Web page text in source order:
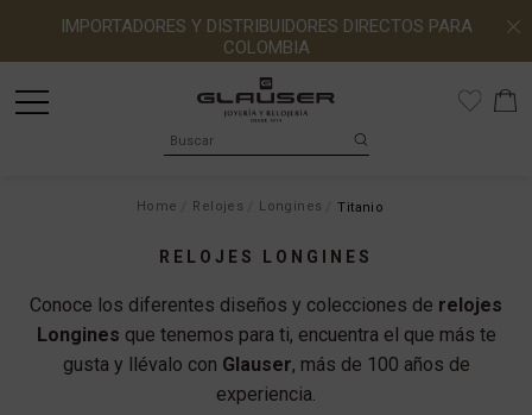
IMPORTADORES Y DISTRIBUIDORES DIRECTOS PARA
COLOMBIA
Home Relojes Longines Titanio
RELOJES LONGINES
Conoce los diferentes diseños y colecciones de relojes
Longines que tenemos para ti, encuentra el que más te
gusta y llévalo con Glauser, más de 100 años de
experiencia.